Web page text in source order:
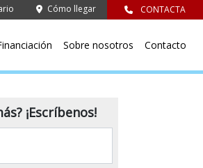
Cómo llegar CONTACTA
Sobre nosotros Contacto
¡Escríbenos!